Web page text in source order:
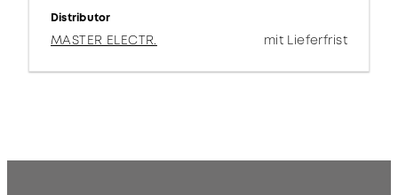
Distributor
MASTER ELECTR. mit Lieferfrist